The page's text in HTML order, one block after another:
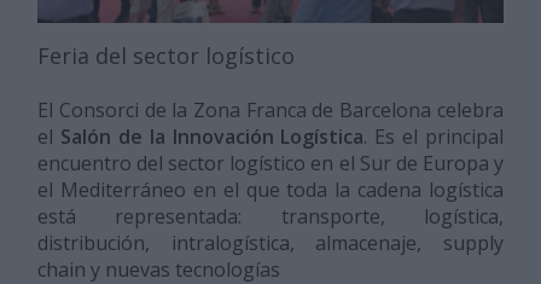
Feria del sector logístico
El Consorci de la Zona Franca de Barcelona celebra
el Salón de la Innovación Logística. Es el principal
encuentro del sector logístico en el Sur de Europa y
el Mediterráneo en el que toda la cadena logística
está representada: transporte, logística,
distribución, intralogística, almacenaje, supply
chain y nuevas tecnologías